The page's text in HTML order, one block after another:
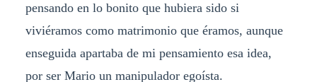
pensando en lo bonito que hubiera sido si
viviéramos como matrimonio que éramos, aunque
enseguida apartaba de mi pensamiento esa idea,
por ser Mario un manipulador egoísta.